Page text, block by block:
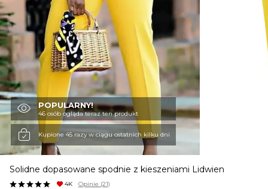
SZORTY
MODA PLAŻOWA
BLUZKI
KURTKI I PŁASZCZE
POPULARNY!
46 osób ogląda teraz ten produkt
Kupione 45 razy w ciągu ostatnich kilku dni
Solidne dopasowane spodnie z kieszeniami Lidwien
4K Opinie (21)